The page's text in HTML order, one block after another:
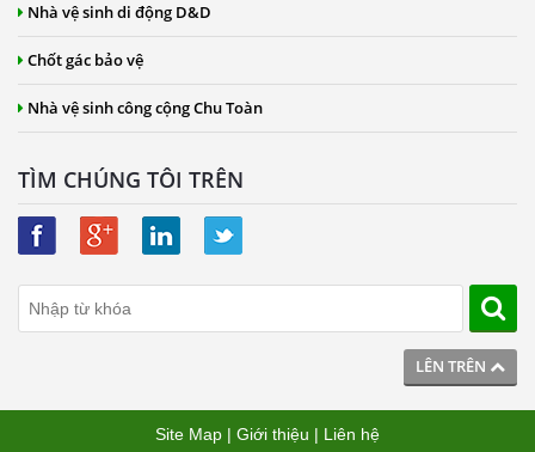
LÊN TRÊN
Nhà vệ sinh di động D&D
Chốt gác bảo vệ
Nhà vệ sinh công cộng Chu Toàn
TÌM CHÚNG TÔI TRÊN
Site Map | Giới thiệu | Liên hệ